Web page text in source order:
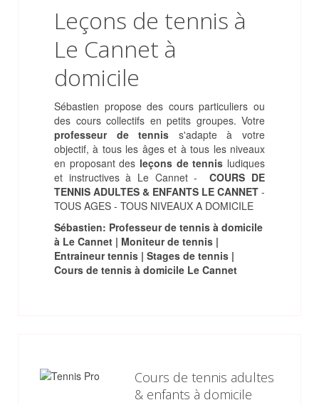
Leçons de tennis à
Le Cannet à
domicile
Sébastien propose des cours particuliers ou
des cours collectifs en petits groupes. Votre
professeur de tennis s'adapte à votre
objectif, à tous les âges et à tous les niveaux
en proposant des leçons de tennis ludiques
et instructives à Le Cannet -COURS DE
TENNIS ADULTES & ENFANTS LE CANNET -
TOUS AGES - TOUS NIVEAUX A DOMICILE
Sébastien: Professeur de tennis à domicile
à Le Cannet | Moniteur de tennis |
Entraineur tennis | Stages de tennis |
Cours de tennis à domicile Le Cannet
Cours de tennis adultes
& enfants à domicile